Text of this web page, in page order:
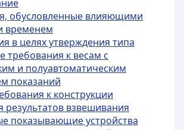
обусловленные влияющими
временем
в целях утверждения типа
требования к весам с
и полуавтоматическим
показаний
к конструкции
результатов взвешивания
показывающие устройства